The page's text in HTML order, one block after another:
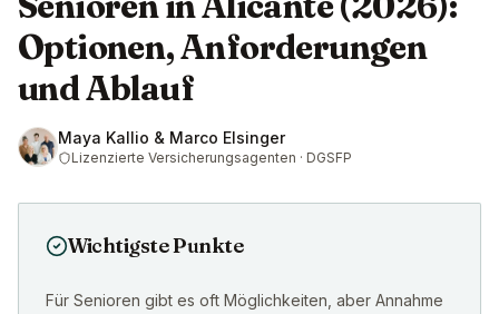
Optionen, Anforderungen
und Ablauf
Maya Kallio & Marco Elsinger
Lizenzierte Versicherungsagenten · DGSFP
Wichtigste Punkte
Für Senioren gibt es oft Möglichkeiten, aber Annahme